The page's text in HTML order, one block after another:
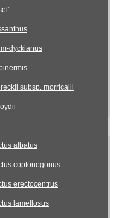
dyckianus
subsp. morricalii
albatus
coptonogonus
erectocentrus
lamellosus